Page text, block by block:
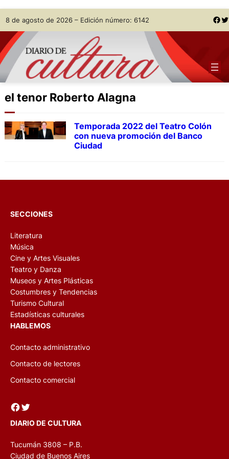
Skip
to
content
8 de agosto de 2026 – Edición número: 6142 Facebook Twitter
el tenor Roberto Alagna
Temporada 2022 del Teatro Colón
con nueva promoción del Banco
Ciudad
SECCIONES
Literatura
Música
Cine y Artes Visuales
Teatro y Danza
Museos y Artes Plásticas
Costumbres y Tendencias
Turismo Cultural
Estadísticas culturales
HABLEMOS
Contacto administrativo
Contacto de lectores
Contacto comercial
Facebook Twitter
DIARIO DE CULTURA
Tucumán 3808 – P.B.
Ciudad de Buenos Aires